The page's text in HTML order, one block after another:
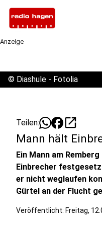
Anzeige
© Diashule - Fotolia
Teilen: open_in_new
Mann hält
Ein Mann am
Einbrecher
er nicht weglaufen
Gürtel an der Flucht
Veröffentlicht: Freitag,